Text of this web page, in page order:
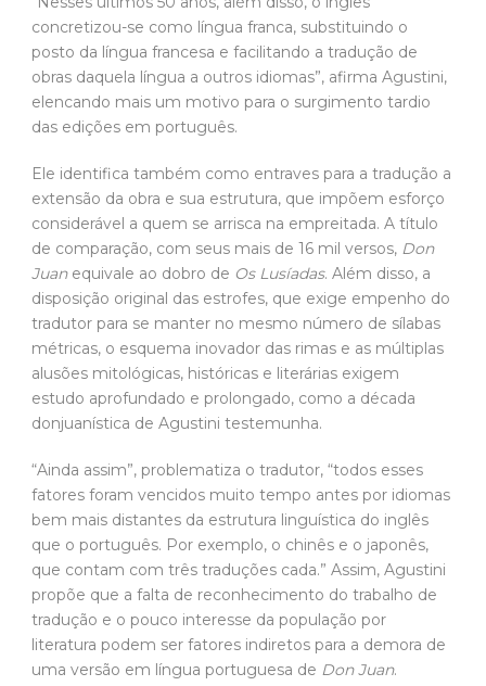
concretizou-se como língua franca, substituindo o
posto da língua francesa e facilitando a tradução de
obras daquela língua a outros idiomas”, afirma Agustini,
elencando mais um motivo para o surgimento tardio
das edições em português.
Ele identifica também como entraves para a tradução a
extensão da obra e sua estrutura, que impõem esforço
considerável a quem se arrisca na empreitada. A título
de comparação, com seus mais de 16 mil versos, Don
Juanequivale ao dobro de Os Lusíadas. Além disso, a
disposição original das estrofes, que exige empenho do
tradutor para se manter no mesmo número de sílabas
métricas, o esquema inovador das rimas e as múltiplas
alusões mitológicas, históricas e literárias exigem
estudo aprofundado e prolongado, como a década
donjuanística de Agustini testemunha.
“Ainda assim”, problematiza o tradutor, “todos esses
fatores foram vencidos muito tempo antes por idiomas
bem mais distantes da estrutura linguística do inglês
que o português. Por exemplo, o chinês e o japonês,
que contam com três traduções cada.” Assim, Agustini
propõe que a falta de reconhecimento do trabalho de
tradução e o pouco interesse da população por
literatura podem ser fatores indiretos para a demora de
uma versão em língua portuguesa de Don Juan.